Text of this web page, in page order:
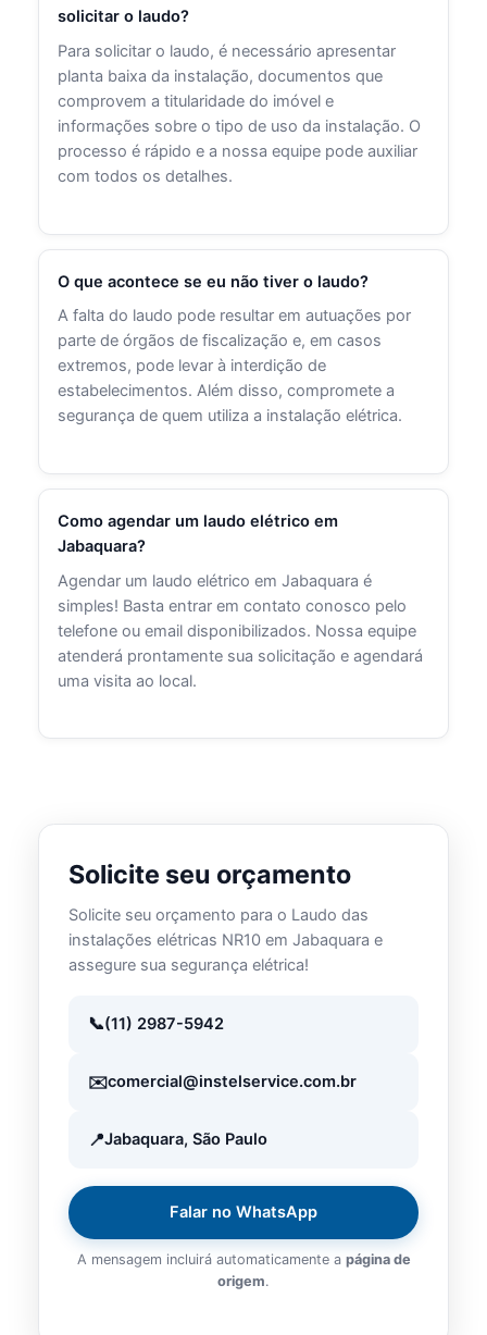
solicitar o laudo?
Para solicitar o laudo, é necessário apresentar
planta baixa da instalação, documentos que
comprovem a titularidade do imóvel e
informações sobre o tipo de uso da instalação. O
processo é rápido e a nossa equipe pode auxiliar
com todos os detalhes.
O que acontece se eu não tiver o laudo?
A falta do laudo pode resultar em autuações por
parte de órgãos de fiscalização e, em casos
extremos, pode levar à interdição de
estabelecimentos. Além disso, compromete a
segurança de quem utiliza a instalação elétrica.
Como agendar um laudo elétrico em
Jabaquara?
Agendar um laudo elétrico em Jabaquara é
simples! Basta entrar em contato conosco pelo
telefone ou email disponibilizados. Nossa equipe
atenderá prontamente sua solicitação e agendará
uma visita ao local.
Solicite seu orçamento
Solicite seu orçamento para o Laudo das
instalações elétricas NR10 em Jabaquara e
assegure sua segurança elétrica!
(11) 2987-5942
comercial@instelservice.com.br
Jabaquara, São Paulo
Falar no WhatsApp
A mensagem incluirá automaticamente a página de
origem.